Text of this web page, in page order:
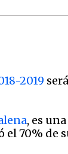
2019
, es
el 70% de